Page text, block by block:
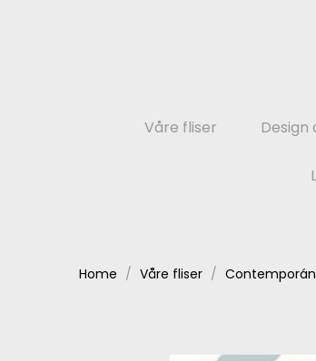
Våre fliser Design
Home Våre fliser